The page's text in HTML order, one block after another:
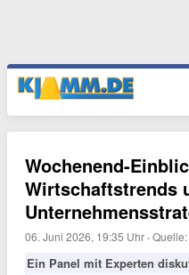
Wochenend-
Wirtschaftstrends
06. Juni 2026, 19:35 Uhr ·Quelle:
Ein Panel mit Experten